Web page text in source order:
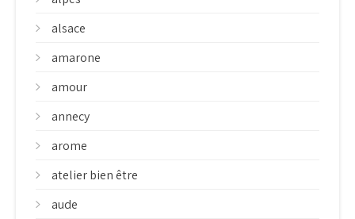
alsace
amarone
amour
annecy
arome
atelier bien être
aude